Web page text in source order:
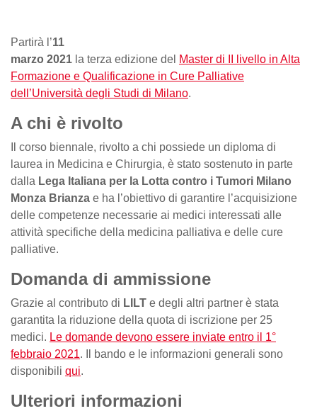
Partirà l’11
marzo 2021 la terza edizione del Master di II livello in Alta
Formazione e Qualificazione in Cure Palliative
dell’Università degli Studi di Milano.
A chi è rivolto
Il corso biennale, rivolto a chi possiede un diploma di
laurea in Medicina e Chirurgia, è stato sostenuto in parte
dalla Lega Italiana per la Lotta contro i Tumori Milano
Monza Brianza e ha l’obiettivo di garantire l’acquisizione
delle competenze necessarie ai medici interessati alle
attività specifiche della medicina palliativa e delle cure
palliative.
Domanda di ammissione
Grazie al contributo di LILT e degli altri partner è stata
garantita la riduzione della quota di iscrizione per 25
medici. Le domande devono essere inviate entro il 1°
febbraio 2021. Il bando e le informazioni generali sono
disponibili qui.
Ulteriori informazioni